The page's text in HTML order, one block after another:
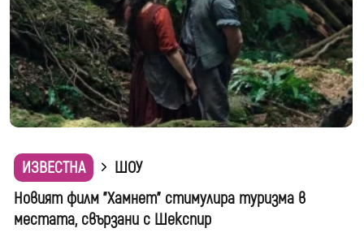
ИЗВЕСТНА
ШОУ
Новият филм "Хамнет" стимулира туризма в
местата, свързани с Шекспир